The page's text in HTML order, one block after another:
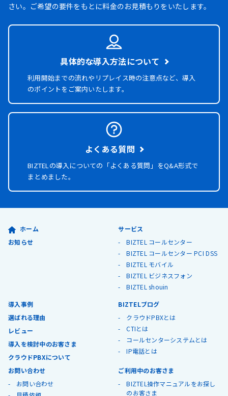
さい。ご希望の要件をもとに料金のお見積もりをいたします。
具体的な導入方法について
利用開始までの流れやリプレイス時の注意点など、導入
のポイントをご案内いたします。
よくある質問
BIZTELの導入についての「よくある質問」をQ&A形式で
まとめました。
ホーム
お知らせ
サービス
BIZTEL コールセンター
BIZTEL コールセンター PCI DSS
BIZTEL モバイル
BIZTEL ビジネスフォン
BIZTEL shouin
導入事例
選ばれる理由
レビュー
導入を検討中のお客さま
クラウドPBXについて
BIZTELブログ
クラウドPBXとは
CTIとは
コールセンターシステムとは
IP電話とは
お問い合わせ
お問い合わせ
ご利用中のお客さま
BIZTEL操作マニュアルをお探し
のお客さま